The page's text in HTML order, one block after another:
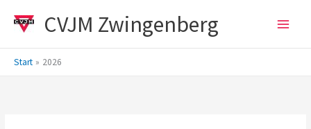
Inhalt
CVJM Zwingenberg
Start 2026